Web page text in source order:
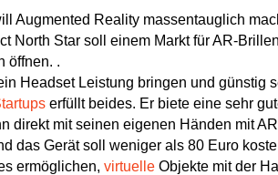
Augmented Reality massentauglich
North Star soll einem Markt für AR-
öffnen. .
Headset Leistung bringen und günstig
erfüllt beides. Er biete eine sehr
direkt mit seinen eigenen Händen mit
das Gerät soll weniger als 80 Euro
ermöglichen, virtuelle Objekte mit der